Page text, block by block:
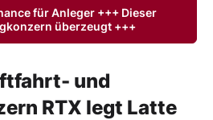
für Anleger +++ Dieser
überzeugt +++
und
RTX legt Latte